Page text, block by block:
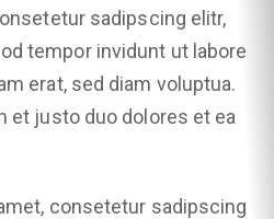
sadipscing elitr,
tempor invidunt ut labore
erat, sed diam voluptua.
et justo duo dolores et ea
consetetur sadipscing